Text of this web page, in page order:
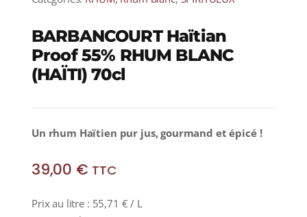
BARBANCOURT Haïtian
Proof 55% RHUM BLANC
(HAÏTI) 70cl
Un rhum Haïtien pur jus, gourmand et épicé !
39,00 € TTC
Prix au litre : 55,71 € / L